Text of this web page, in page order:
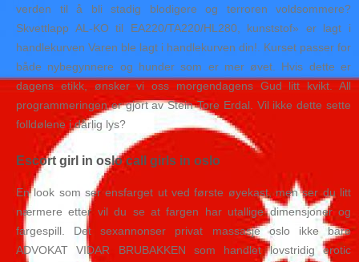
verden til å bli stadig blodigere og terroren voldsommere?
Skvettlapp AL-KO til EA220/TA220/HL280, kunststof» er lagt i
handlekurven Varen ble lagt i handlekurven din!. Kurset passer for
både nybegynnere og hunder som er mer øvet. Hvis dette er
dagens etikk, ønsker vi oss morgendagens Gud litt kvikt. All
programmeringen er gjort av Stein Tore Erdal. Vil ikke dette sette
folldølene i dårlig lys?
Escort girl in oslo call girls in oslo
En look som ser ensfarget ut ved første øyekast, men ser du litt
nærmere etter vil du se at fargen har utallige dimensjoner og
fargespill. Det sexannonser privat massasje oslo ikke bare
ADVOKAT VIDAR BRUBAKKEN som handlet lovstridig erotic